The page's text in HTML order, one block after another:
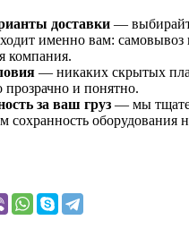
доставки —
именно вам: самовывоз
компания.
— никаких скрытых
прозрачно и понятно.
за ваш груз — мы
сохранность оборудования